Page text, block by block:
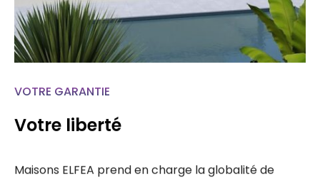
VOTRE GARANTIE
Votre liberté
votre projet : recherche de terrain, conception et